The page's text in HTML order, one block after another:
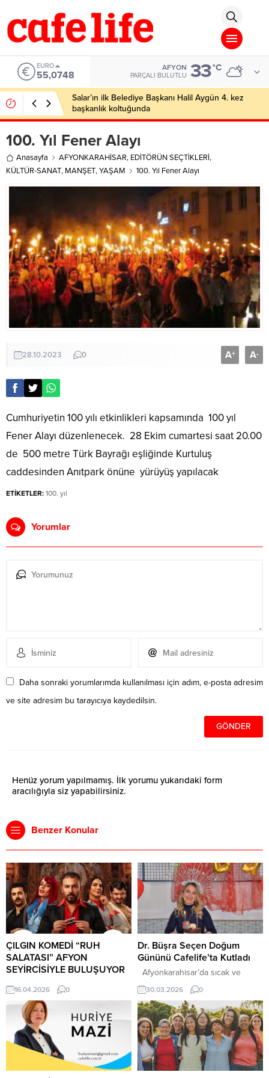
EURO
55,0748
AFYON
PARÇALI BULUTLU 33°C
Salar’ın ilk Belediye Başkanı Halil Aygün 4. kez
başkanlık koltuğunda
100. Yıl Fener Alayı
Anasayfa AFYONKARAHİSAR, EDİTÖRÜN SEÇTİKLERİ,
KÜLTÜR-SANAT, MANŞET,YAŞAM 100. Yıl Fener Alayı
28.10.2023 0 A+ A-
Cumhuriyetin 100 yılı etkinlikleri kapsamında 100 yıl
Fener Alayı düzenlenecek. 28 Ekim cumartesi saat 20.00
de 500 metre Türk Bayrağı eşliğinde Kurtuluş
caddesinden Anıtpark önüne yürüyüş yapılacak
ETİKETLER: 100. yıl
Yorumlar
Daha sonraki yorumlarımda kullanılması için adım, e-posta adresim
ve site adresim bu tarayıcıya kaydedilsin.
Henüz yorum yapılmamış. İlk yorumu yukarıdaki form
aracılığıyla siz yapabilirsiniz.
Benzer Konular
ÇILGIN KOMEDİ “RUH
SALATASI” AFYON
SEYİRCİSİYLE BULUŞUYOR
Afyonkarahisar’da tiyatro
kültürünü büyütmek adına önemli
organizasyonlara imza atan Ömer
Mazi, 8 sezonda 90 oyun, 450
oyuncu ve 30 bin seyirciyle şehri
sanatla buluşturmaya devam
ediyor. Bu kapsamda yılın en
iddialı komedi oyunlarından biri
16.04.2026 0
Dr. Büşra Seçen Doğum
Gününü Cafelife’ta Kutladı
Afyonkarahisar’da sıcak ve
samimi bir doğum günü kutlaması
,şehrin sevilen mekânlarından
Cafelife’ta yapıldı. Düzenlenen
sürpriz parti, davetlilere keyifli
anlar yaşattı. Silifke Devlet
Hastanesi’nde dahiliye uzmanı
olarak görev yapan Dr. Büşra
Seçen, ailesini ziyaret etmek için
30.03.2026 0